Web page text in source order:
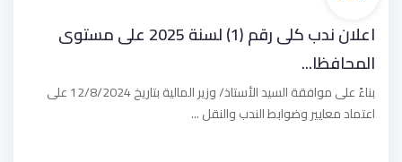
اعلان ندب كلى رقم (1) لسنة 2025 على مستوى
المحافظا...
بناءً على موافقة السيد الأستاذ/ وزير المالية بتاريخ 12/8/2024 على
اعتماد معايير وضوابط الندب والنقل ...